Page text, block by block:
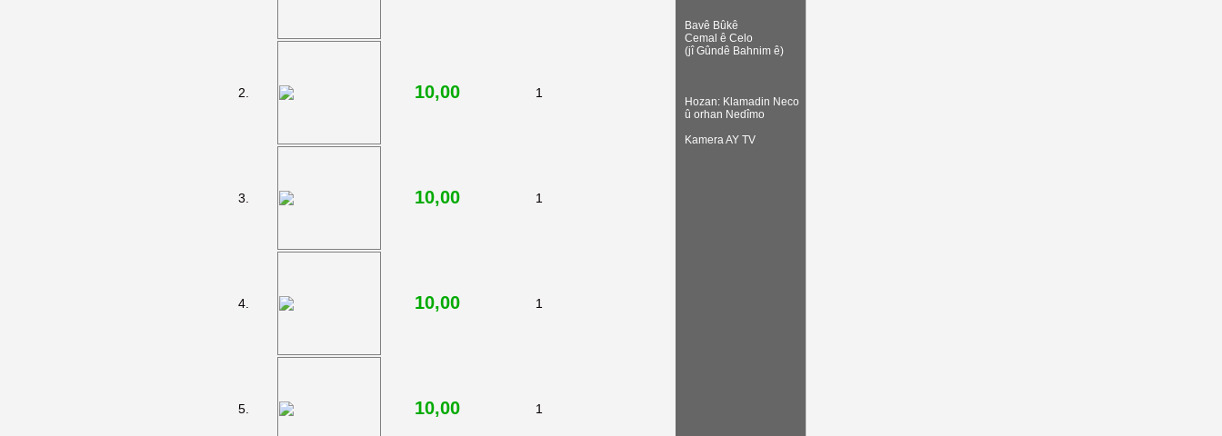
2. 10,00 1
3. 10,00 1
4. 10,00 1
5. 10,00 1
Bavê Bûkê
Cemal ê Celo
(jî Gûndê Bahnim ê)
Hozan: Klamadin Neco
û orhan Nedîmo
Kamera AY TV